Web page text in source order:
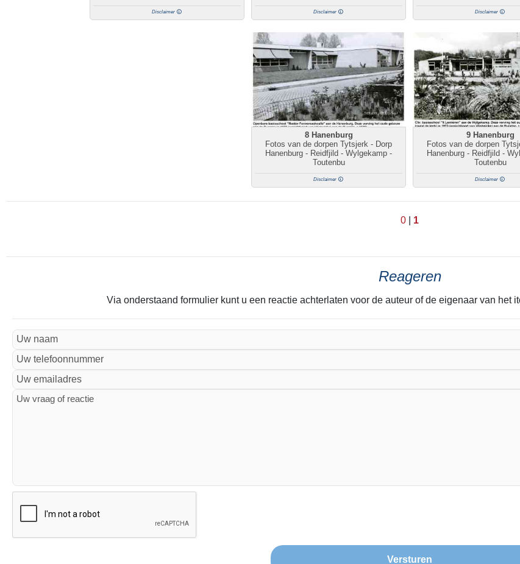
Disclaimer Disclaimer Disclaimer
8 Hanenburg
Fotos van de dorpen Tytsjerk - Dorp
Hanenburg - Reidfjild - Wylgekamp -
Toutenbu
Disclaimer
9 Hanenburg
Fotos van de dorpen
Hanenburg - Reidfjild -
Toutenbu
Disclaimer
0 1
Reageren
Via onderstaand formulier kunt u een reactie achterlaten voor de auteur of de eigenaar van het